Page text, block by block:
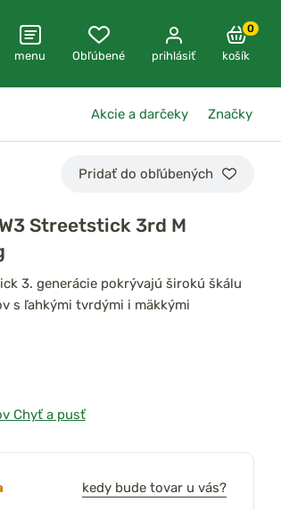
menu Obľúbené prihlásiť
0
košík
Akcie a darčeky Značky
Pridať do obľúbených
Streetstick 3rd M
3. generácie pokrývajú širokú škálu
s ľahkými tvrdými i mäkkými
Chyť a pusť
kedy bude tovar u vás?